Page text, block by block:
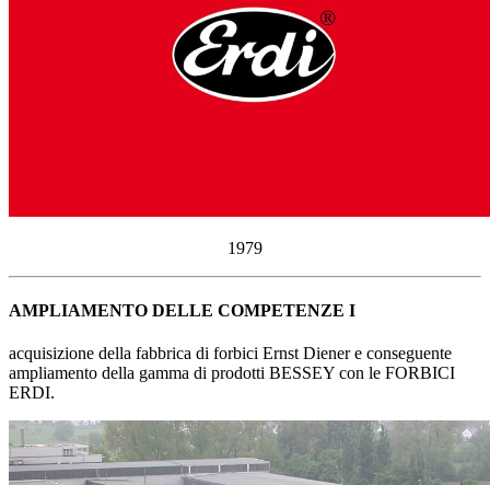
1979
AMPLIAMENTO DELLE COMPETENZE I
acquisizione della fabbrica di forbici Ernst Diener e conseguente
ampliamento della gamma di prodotti BESSEY con le FORBICI
ERDI.